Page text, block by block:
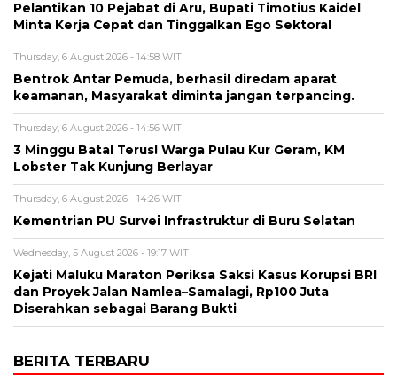
Pelantikan 10 Pejabat di Aru, Bupati Timotius Kaidel
Minta Kerja Cepat dan Tinggalkan Ego Sektoral
Thursday, 6 August 2026 - 14:58 WIT
Bentrok Antar Pemuda, berhasil diredam aparat
keamanan, Masyarakat diminta jangan terpancing.
Thursday, 6 August 2026 - 14:56 WIT
3 Minggu Batal Terus! Warga Pulau Kur Geram, KM
Lobster Tak Kunjung Berlayar
Thursday, 6 August 2026 - 14:26 WIT
Kementrian PU Survei Infrastruktur di Buru Selatan
Wednesday, 5 August 2026 - 19:17 WIT
Kejati Maluku Maraton Periksa Saksi Kasus Korupsi BRI
dan Proyek Jalan Namlea–Samalagi, Rp100 Juta
Diserahkan sebagai Barang Bukti
BERITA TERBARU